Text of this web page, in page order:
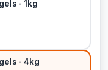
- 1kg
- 4kg